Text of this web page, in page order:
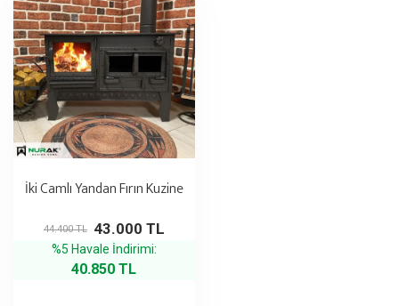
İki Camlı Yandan Fırın Kuzine
43.000 TL
44.400 TL
%5 Havale İndirimi:
40.850 TL